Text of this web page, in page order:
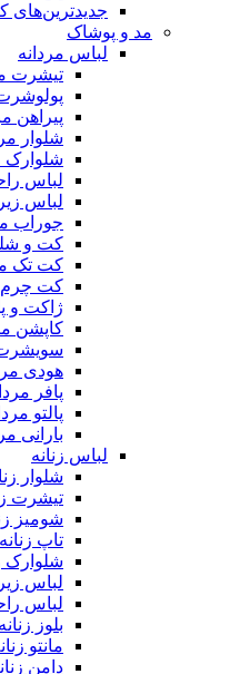
جدید‌ترین‌های
مد و پوشاک
لباس مردانه
تیشرت
پیراهن
شلوار
شلوارک
لباس
لباس
جوراب
کت و
کت تک
کت چرم
ژاکت و
کاپشن
سویشرت
هودی
پافر
پالتو
بارانی
لباس زنانه
شلوار
تیشرت
شومیز
تاپ زنانه
شلوارک
لباس
لباس
بلوز زنانه
مانتو
دامن